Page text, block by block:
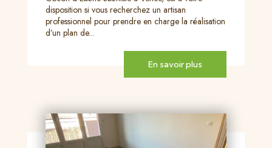
disposition si vous recherchez un artisan
professionnel pour prendre en charge la réalisation
d’un plan de...
En savoir plus